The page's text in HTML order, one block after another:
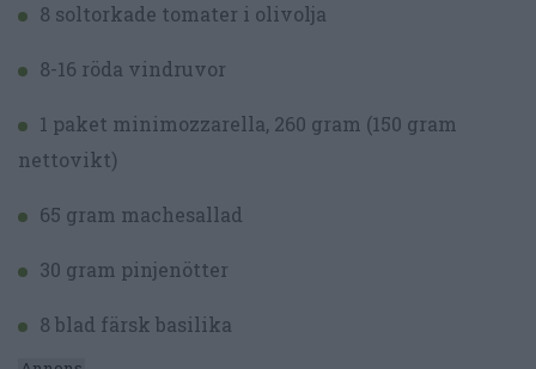
8 soltorkade tomater i olivolja
8-16 röda vindruvor
1 paket minimozzarella, 260 gram (150 gram
nettovikt)
65 gram machesallad
30 gram pinjenötter
8 blad färsk basilika